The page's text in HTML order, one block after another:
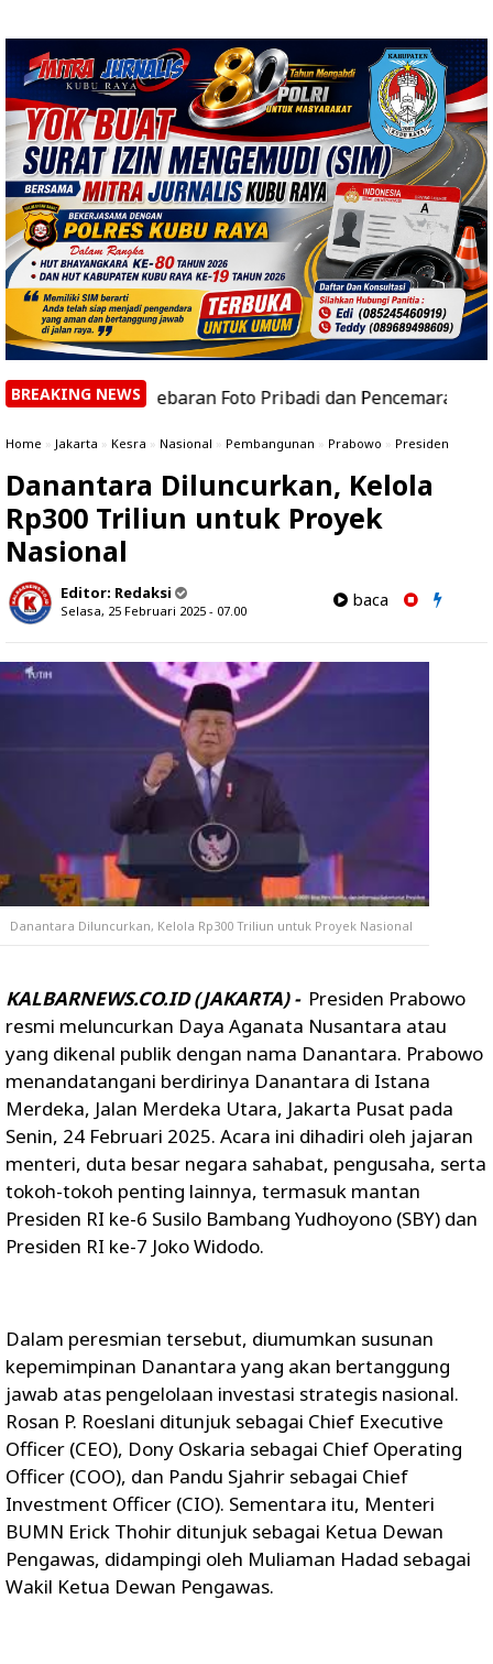
BREAKING NEWS
Penyebaran Foto Pribadi dan Pencemaran Nama Baik ke
Home » Jakarta » Kesra » Nasional » Pembangunan » Prabowo » Presiden
Danantara Diluncurkan, Kelola
Rp300 Triliun untuk Proyek
Nasional
Editor: Redaksi
Selasa, 25 Februari 2025 - 07.00
baca
Danantara Diluncurkan, Kelola Rp300 Triliun untuk Proyek Nasional
KALBARNEWS.CO.ID (JAKARTA) - Presiden Prabowo
resmi meluncurkan Daya Aganata Nusantara atau
yang dikenal publik dengan nama Danantara. Prabowo
menandatangani berdirinya Danantara di Istana
Merdeka, Jalan Merdeka Utara, Jakarta Pusat pada
Senin, 24 Februari 2025. Acara ini dihadiri oleh jajaran
menteri, duta besar negara sahabat, pengusaha, serta
tokoh-tokoh penting lainnya, termasuk mantan
Presiden RI ke-6 Susilo Bambang Yudhoyono (SBY) dan
Presiden RI ke-7 Joko Widodo.
Dalam peresmian tersebut, diumumkan susunan
kepemimpinan Danantara yang akan bertanggung
jawab atas pengelolaan investasi strategis nasional.
Rosan P. Roeslani ditunjuk sebagai Chief Executive
Officer (CEO), Dony Oskaria sebagai Chief Operating
Officer (COO), dan Pandu Sjahrir sebagai Chief
Investment Officer (CIO). Sementara itu, Menteri
BUMN Erick Thohir ditunjuk sebagai Ketua Dewan
Pengawas, didampingi oleh Muliaman Hadad sebagai
Wakil Ketua Dewan Pengawas.